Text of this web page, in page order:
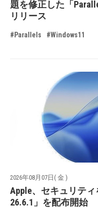
題を修正した「
リリース
#Parallels #Windows11
2026年08月07日( 金 )
Apple、セキュリティ
26.6.1」を配布開始